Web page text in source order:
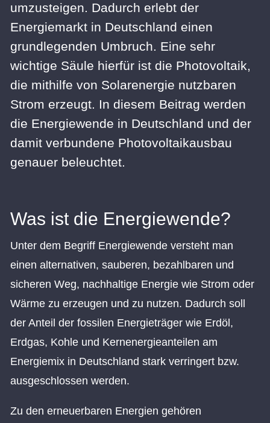
umzusteigen. Dadurch erlebt der
Energiemarkt in Deutschland einen
grundlegenden Umbruch. Eine sehr
wichtige Säule hierfür ist die Photovoltaik,
die mithilfe von Solarenergie nutzbaren
Strom erzeugt. In diesem Beitrag werden
die Energiewende in Deutschland und der
damit verbundene Photovoltaikausbau
genauer beleuchtet.
Was ist die Energiewende?
Unter dem Begriff Energiewende versteht man
einen alternativen, sauberen, bezahlbaren und
sicheren Weg, nachhaltige Energie wie Strom oder
Wärme zu erzeugen und zu nutzen. Dadurch soll
der Anteil der fossilen Energieträger wie Erdöl,
Erdgas, Kohle und Kernenergieanteilen am
Energiemix in Deutschland stark verringert bzw.
ausgeschlossen werden.
Zu den erneuerbaren Energien gehören